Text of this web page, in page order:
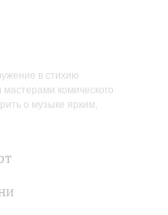
в стихию
комического
о музыке ярким,